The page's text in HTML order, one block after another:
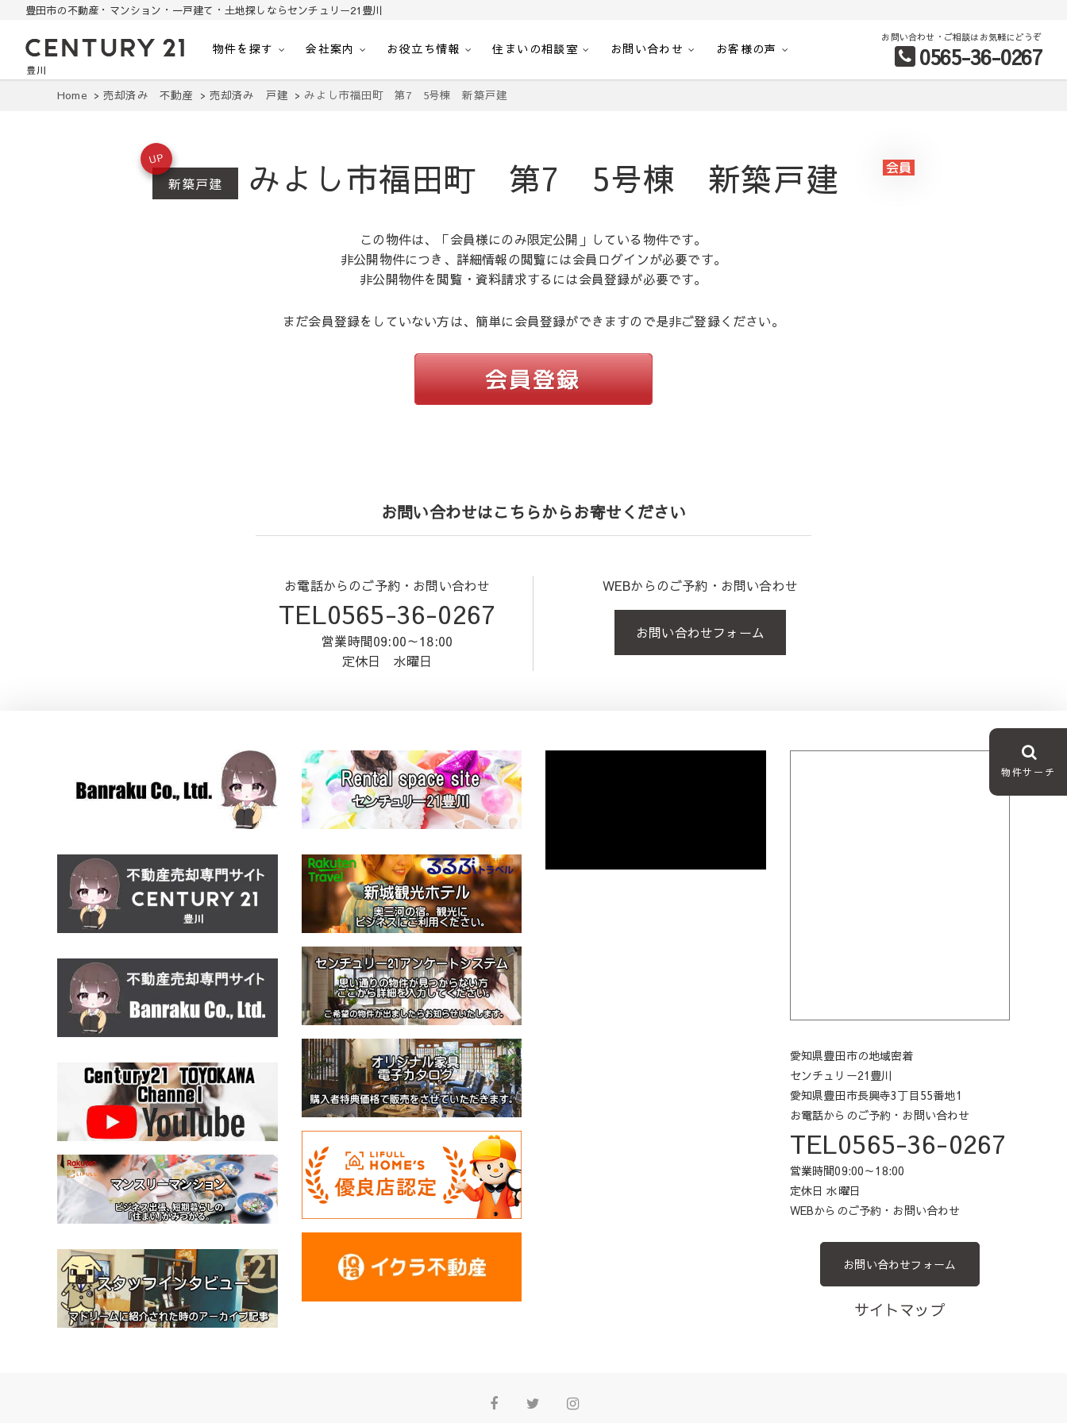
豊田市の不動産・マンション・一戸建て・土地探しならセンチュリー21豊川
豊田市の中古住宅・土地・リノベ物件探し｜センチュリー21豊川
物件を探す 会社案内 お役立ち情報 住まいの相談室 お問い合わせ お客様の声
お問い合わせ・ご相談はお気軽にどうぞ
0565-36-0267
Home 売却済み 不動産 売却済み 戸建 みよし市福田町 第7 5号棟 新築戸建
新築戸建 みよし市福田町 第7 5号棟 新築戸建
UP
この物件は、「会員様にのみ限定公開」している物件です。
非公開物件につき、詳細情報の閲覧には会員ログインが必要です。
非公開物件を閲覧・資料請求するには会員登録が必要です。
まだ会員登録をしていない方は、簡単に会員登録ができますので是非ご登録ください。
お問い合わせはこちらからお寄せください
お電話からのご予約・お問い合わせ
TEL0565-36-0267
営業時間09:00～18:00
定休日 水曜日
WEBからのご予約・お問い合わせ
お問い合わせフォーム
物件サーチ
愛知県豊田市の地域密着
センチュリー21豊川
愛知県豊田市長興寺3丁目55番地1
お電話からのご予約・お問い合わせ
TEL0565-36-0267
営業時間09:00～18:00
定休日 水曜日
WEBからのご予約・お問い合わせ
お問い合わせフォーム
サイトマップ
FacebookTwitterInstagram